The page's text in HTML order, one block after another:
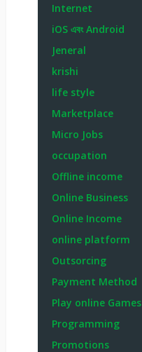
Internet
iOS এবং Android
Jeneral
krishi
life style
Marketplace
Micro Jobs
occupation
Offline income
Online Business
Online Income
online platform
Outsorcing
Payment Method
Play online Games
Programming
Promotions